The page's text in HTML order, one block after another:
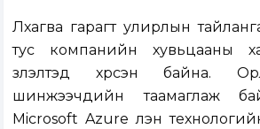
Лхагва гарагт улирлын
тус компанийн хувьцааны
үзүүлэлтэд хүрсэн байна.
шинжээчдийн таамаглаж
Microsoft Azure үүлэн